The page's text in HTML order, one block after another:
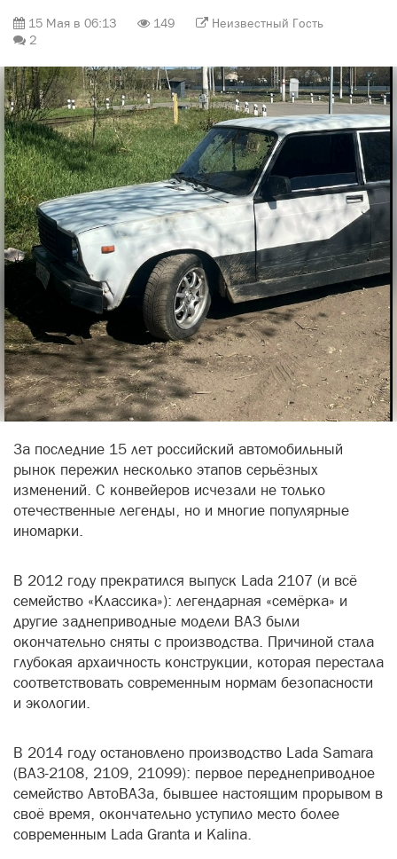
15 Мая в 06:13 149
Неизвестный Гость
2
За последние 15 лет российский автомобильный
рынок пережил несколько этапов серьёзных
изменений. С конвейеров исчезали не только
отечественные легенды, но и многие популярные
иномарки.
В 2012 году прекратился выпуск Lada 2107 (и всё
семейство «Классика»): легендарная «семёрка» и
другие заднеприводные модели ВАЗ были
окончательно сняты с производства. Причиной стала
глубокая архаичность конструкции, которая перестала
соответствовать современным нормам безопасности
и экологии.
В 2014 году остановлено производство Lada Samara
(ВАЗ-2108, 2109, 21099): первое переднеприводное
семейство АвтоВАЗа, бывшее настоящим прорывом в
своё время, окончательно уступило место более
современным Lada Granta и Kalina.